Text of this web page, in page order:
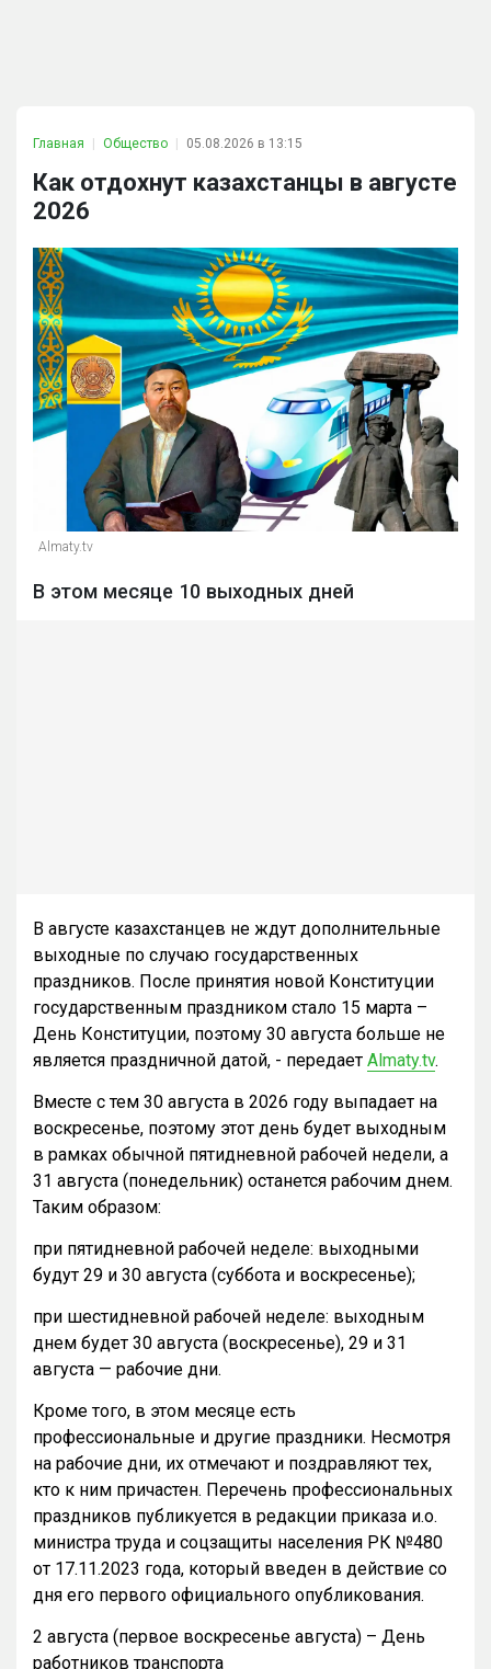
Главная Общество 05.08.2026 в 13:15
Как отдохнут казахстанцы в августе
2026
Almaty.tv
В этом месяце 10 выходных дней
В августе казахстанцев не ждут дополнительные
выходные по случаю государственных
праздников. После принятия новой Конституции
государственным праздником стало 15 марта –
День Конституции, поэтому 30 августа больше не
является праздничной датой, - передает Almaty.tv.
Вместе с тем 30 августа в 2026 году выпадает на
воскресенье, поэтому этот день будет выходным
в рамках обычной пятидневной рабочей недели, а
31 августа (понедельник) останется рабочим днем.
Таким образом:
при пятидневной рабочей неделе: выходными
будут 29 и 30 августа (суббота и воскресенье);
при шестидневной рабочей неделе: выходным
днем будет 30 августа (воскресенье), 29 и 31
августа — рабочие дни.
Кроме того, в этом месяце есть
профессиональные и другие праздники. Несмотря
на рабочие дни, их отмечают и поздравляют тех,
кто к ним причастен. Перечень профессиональных
праздников публикуется в редакции приказа и.о.
министра труда и соцзащиты населения РК №480
от 17.11.2023 года, который введен в действие со
дня его первого официального опубликования.
2 августа (первое воскресенье августа) – День
работников транспорта